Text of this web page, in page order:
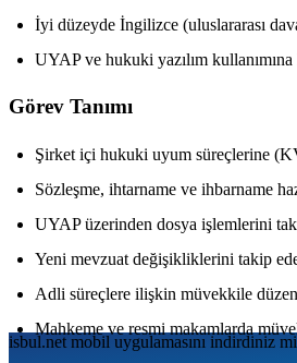
İyi düzeyde İngilizce (uluslararası
UYAP ve hukuki yazılım
Görev Tanımı
Şirket içi hukuki uyum süreçlerine
Sözleşme, ihtarname ve ihbarname
UYAP üzerinden dosya işlemlerini
Yeni mevzuat değişikliklerini takip
Adli süreçlere ilişkin müvekkile
Mahkeme ve resmi makamlarda
isbul.net mobil uygulamаsını indirdiniz